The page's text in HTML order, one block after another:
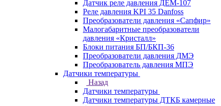
Датчик реле давления ДЕМ-107
Реле давления KPI 35 Danfoss
Преобразователи давления «Сапфир»
Малогабаритные преобразователи
давления «Кристалл»
Блоки питания БП/БКП-36
Преобразователи давления ДМЭ
Преобразователь давления МПЭ
Датчики температуры
Назад
Датчики температуры
Датчики температуры ДТКБ камерные